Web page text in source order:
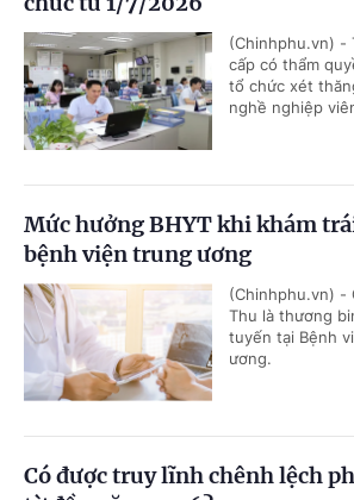
(Chinhphu.vn) -
cấp có thẩm
tổ chức xét
nghề nghiệp
Mức hưởng BHYT khi khám
bệnh viện trung ương
(Chinhphu.vn) -
Thu là thương
tuyến tại Bệnh
ương.
Có được truy lĩnh chênh lệch